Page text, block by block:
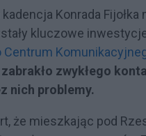
Konrada Fijołka
kluczowe
zwykłego
nich problemy.
że mieszkając pod